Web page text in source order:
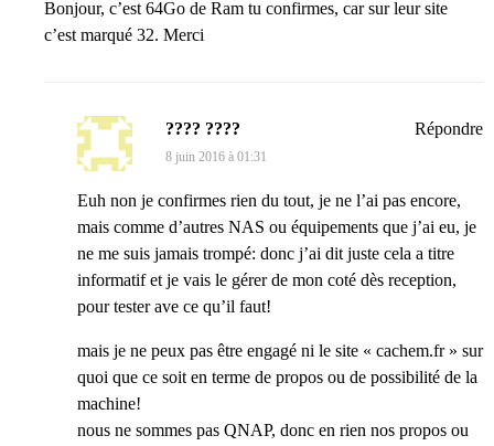
Bonjour, c’est 64Go de Ram tu confirmes, car sur leur site
c’est marqué 32. Merci
???? ????
8 juin 2016 à 01:31
Euh non je confirmes rien du tout, je ne l’ai pas encore,
mais comme d’autres NAS ou équipements que j’ai eu, je
ne me suis jamais trompé: donc j’ai dit juste cela a titre
informatif et je vais le gérer de mon coté dès reception,
pour tester ave ce qu’il faut!
mais je ne peux pas être engagé ni le site « cachem.fr » sur
quoi que ce soit en terme de propos ou de possibilité de la
machine!
nous ne sommes pas QNAP, donc en rien nos propos ou
Répondre